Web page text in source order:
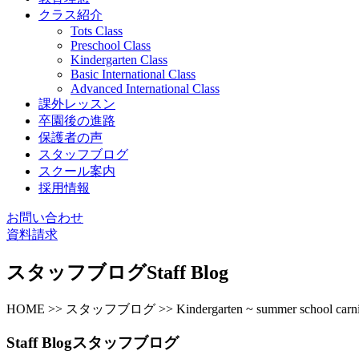
クラス紹介
Tots Class
Preschool Class
Kindergarten Class
Basic International Class
Advanced International Class
課外レッスン
卒園後の進路
保護者の声
スタッフブログ
スクール案内
採用情報
お問い合わせ
資料請求
スタッフブログStaff Blog
HOME >> スタッフブログ >> Kindergarten ~ summer school
Staff Blogスタッフブログ